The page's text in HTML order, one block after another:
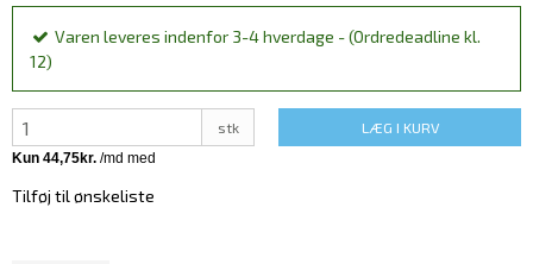
Varen leveres indenfor 3-4 hverdage - (Ordredeadline kl.
12)
stk LÆG I KURV
Tilføj til ønskeliste